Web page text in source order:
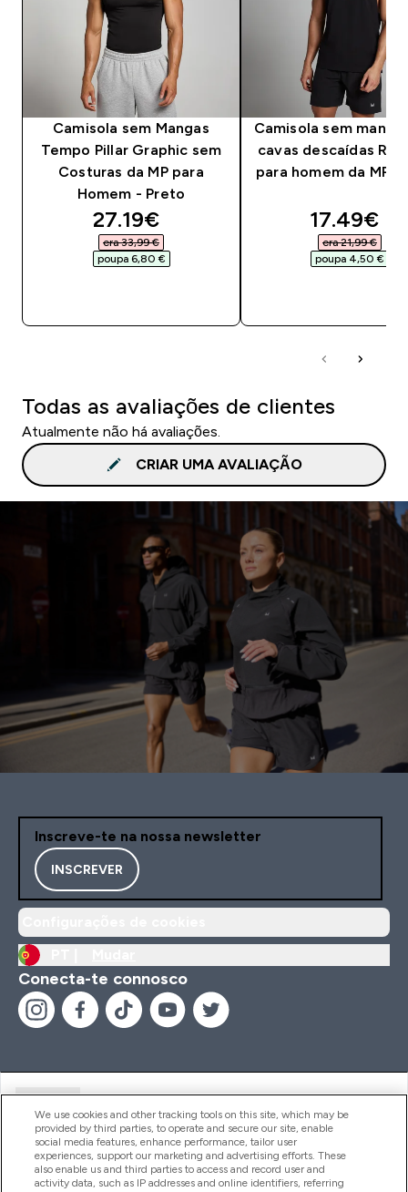
Camisola sem Mangas
Tempo Pillar Graphic sem
Costuras da MP para
Homem - Preto
discounted price
27.19€‎
era 33,99 €‎
poupa 6,80 €‎
Camisola sem
cavas descaídas
para homem da MP -
17.49€‎
era 21,99 €‎
poupa 4,50 €‎
Todas as avaliações de clientes
Atualmente não há avaliações.
CRIAR UMA AVALIAÇÃO
Inscreve-te na nossa newsletter
INSCREVER
Conecta-te connosco
Produtos
We use cookies and other tracking tools on this site, which may be
provided by third parties, to operate and secure our site, enable
social media features, enhance performance, tailor user
experiences, support our marketing and advertising efforts. These
also enable us and third parties to access and record user and
activity data, such as IP addresses and online identifiers, referring